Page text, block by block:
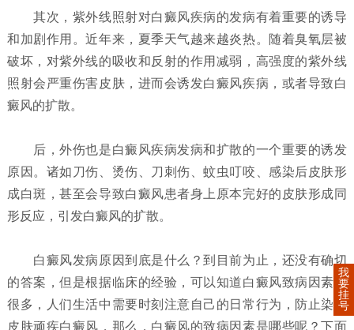
其次，紫外线照射对白癜风疾病的发病有着重要的诱导
和加剧作用。近年来，夏季天气越来越炎热。随着臭氧层被
破坏，对紫外线的吸收和反射的作用减弱，高强度的紫外线
照射会严重伤害皮肤，进而会诱发白癜风疾病，或者导致白
癜风的扩散。
后，外伤也是白癜风疾病发病和扩散的一个重要的诱发
原因。 诸如刀伤、烫伤、刀刺伤、蚊虫叮咬、感染后皮肤形
成白斑，甚至会导致白癜风患者身上原本完好的皮肤形成同
形反应，引发白癜风的扩散。
白癜风发病原因到底是什么？到目前为止，还没有确切
的答案，但是根据临床的经验，可以知道白癜风致病因素有
很多，人们生活中需要时刻注意自己的日常行为，防止染上
皮肤顽疾白癜风，那么，白癜风的致病因素是哪些呢？下面
我
要
挂
号